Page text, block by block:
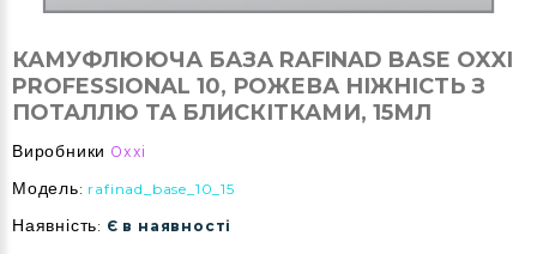
КАМУФЛЮЮЧА БАЗА RAFINAD BASE OXXI
PROFESSIONAL 10, РОЖЕВА НІЖНІСТЬ З
ПОТАЛЛЮ ТА БЛИСКІТКАМИ, 15МЛ
Виробники Oxxi
Модель: rafinad_base_10_15
Наявність: Є в наявності